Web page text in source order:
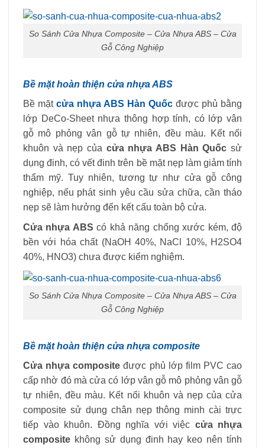
So Sánh Cửa Nhựa Composite – Cửa Nhựa ABS – Cửa
Gỗ Công Nghiệp
Bề mặt hoàn thiện cửa nhựa ABS
Bề mặt cửa nhựa ABS Hàn Quốc được phủ bằng
lớp DeCo-Sheet nhựa thông hợp tính, có lớp vân
gỗ mô phỏng vân gỗ tự nhiên, đều màu. Kết nối
khuôn và nẹp của cửa nhựa ABS Hàn Quốc sử
dụng đinh, có vết đinh trên bề mặt nẹp làm giảm tính
thẩm mỹ. Tuy nhiên, tương tự như cửa gỗ công
nghiệp, nếu phát sinh yêu cầu sửa chữa, cần tháo
nẹp sẽ làm hưởng đến kết cấu toàn bộ cửa.
Cửa nhựa ABS có khả năng chống xước kém, độ
bền với hóa chất (NaOH 40%, NaCl 10%, H2SO4
40%, HNO3) chưa được kiểm nghiệm.
So Sánh Cửa Nhựa Composite – Cửa Nhựa ABS – Cửa
Gỗ Công Nghiệp
Bề mặt hoàn thiện cửa nhựa composite
Cửa nhựa composite được phủ lớp film PVC cao
cấp nhờ đó mà cửa có lớp vân gỗ mô phỏng vân gỗ
tự nhiên, đều màu. Kết nối khuôn và nẹp của cửa
composite sử dụng chân nẹp thông minh cài trực
tiếp vào khuôn. Đồng nghĩa với việc cửa nhựa
composite không sử dụng đinh hay keo nên tính